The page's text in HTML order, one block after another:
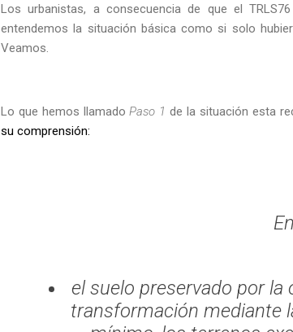
Los urbanistas, a consecuencia de que el
entendemos la situación básica como si solo
Veamos.
Lo que hemos llamadoPaso 1 de la situación esta
su comprensión:
el suelo preservado por
transformación mediante